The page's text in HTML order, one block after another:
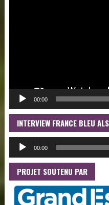
00:00
INTERVIEW FRANCE BLEU
00:00
PROJET SOUTENU PAR